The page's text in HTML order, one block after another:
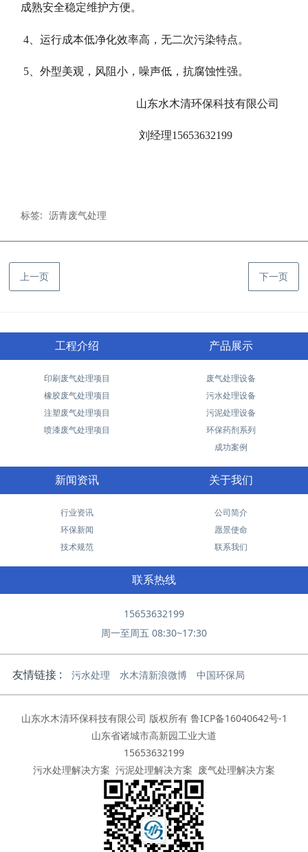
成熟安全稳定维护方便。
4、运行成本低净化效率高，无二次污染特点。
5、外型美观，风阻小，噪声低，抗腐蚀性强。
山东水木清环保科技有限公司
刘经理15653632199
标签: 沥青废气处理
上一页 下一页
工程介绍
印刷废气处理项目
橡胶废气处理项目
注塑废气处理项目
喷漆废气处理项目
产品展示
废气处理设备
污水处理设备
污泥处理设备
环保药剂系列
成功案例
新闻资讯
行业资讯
环保新闻
技术规范
关于我们
公司简介
愿景使命
联系我们
联系热线
15653632199
周一至周五 08:30~17:30
友情链接 : 污水处理 水木清新浪微博 中国环保局
山东水木清环保科技有限公司 版权所有 鲁ICP备16040642号-1
山东省诸城市高新园工业大道
15653632199
污水处理解决方案 污泥处理解决方案 废气处理解决方案